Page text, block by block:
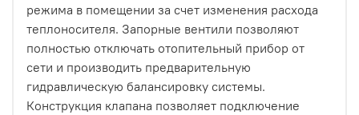
режима в помещении за счет изменения расхода
теплоносителя. Запорные вентили позволяют
полностью отключать отопительный прибор от
сети и производить предварительную
гидравлическую балансировку системы.
Конструкция клапана позволяет подключение